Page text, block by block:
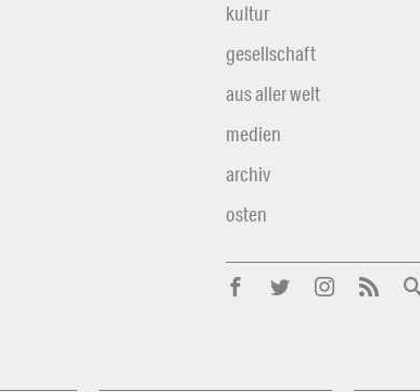
kultur
gesellschaft
aus aller welt
medien
archiv
osten